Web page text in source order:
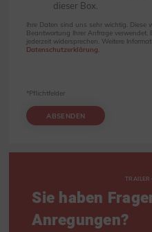
dieser Box.
Ihre Daten sind uns sehr wichtig. Diese
Beantwortung Ihrer Anfrage verwendet.
jederzeit widersprechen. Weitere
Datenschutzerklärung
ABSENDEN
*Pflichtfelder
Sie haben
Anregungen?